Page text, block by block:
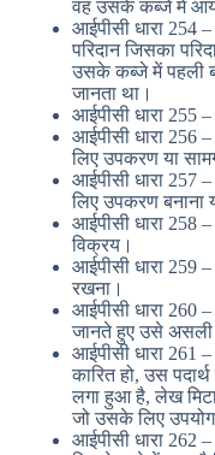
वह उसके कब्जे में
आईपीसी धारा
परिदान जिसका
उसके कब्जे में पहली
जानता था।
आईपीसी धारा 255
आईपीसी धारा 256
लिए उपकरण या
आईपीसी धारा 257
लिए उपकरण बनाना
आईपीसी धारा 258
विक्रय।
आईपीसी धारा 259
रखना।
आईपीसी धारा 260
जानते हुए उसे असली
आईपीसी धारा 261
कारित हो, उस
लगा हुआ है, लेख
जो उसके लिए उपयोग
आईपीसी धारा 262